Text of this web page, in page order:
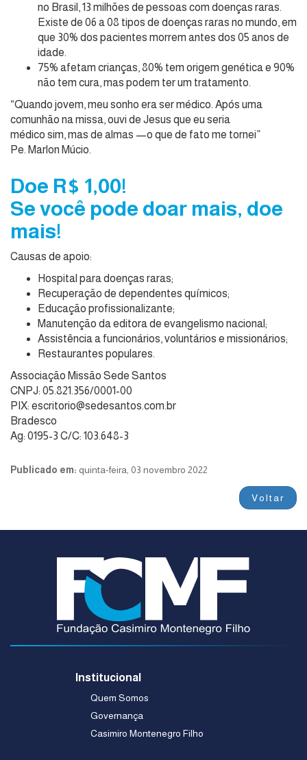
no Brasil, 13 milhões de pessoas com doenças raras.
Existe de 06 a 08 tipos de doenças raras no mundo, em
que 30% dos pacientes morrem antes dos 05 anos de
idade.
75% afetam crianças, 80% tem origem genética e 90%
não tem cura, mas podem ter um tratamento.
“Quando jovem, meu sonho era ser médico. Após uma
comunhão na missa, ouvi de Jesus que eu seria
médico sim, mas de almas —o que de fato me tornei”
Pe. Marlon Múcio.
Doe R$ 1,00!
Se você pode doar mais, doe
mais!
Causas de apoio:
Hospital para doenças raras;
Recuperação de dependentes químicos;
Educação profissionalizante;
Manutenção da editora de evangelismo nacional;
Assistência a funcionários, voluntários e missionários;
Restaurantes populares.
Associação Missão Sede Santos
CNPJ: 05.821.356/0001-00
PIX: escritorio@sedesantos.com.br
Bradesco
Ag: 0195-3 C/C: 103.648-3
Publicado em: quinta-feira, 03 novembro 2022
Voltar
Institucional
Quem Somos
Governança
Casimiro Montenegro Filho